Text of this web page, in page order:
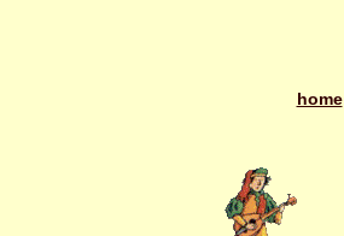
home